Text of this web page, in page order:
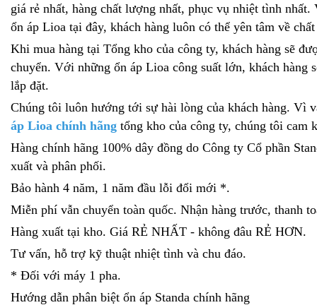
giá rẻ nhất, hàng chất lượng nhất, phục vụ nhiệt tình
ổn áp Lioa tại đây, khách hàng luôn có thể yên tâm về
Khi mua hàng tại Tổng kho của công ty, khách hàng sẽ
chuyển. Với những ổn áp Lioa công suất lớn, khách hàng
lắp đặt.
Chúng tôi luôn hướng tới sự hài lòng của khách hàng. Vì
áp Lioa chính hãng tổng kho của công ty, chúng tôi cam
Hàng chính hãng 100% dây đồng do Công ty Cổ phần
xuất và phân phối.
Bảo hành 4 năm, 1 năm đầu lỗi đổi mới *.
Miễn phí vẫn chuyển toàn quốc. Nhận hàng trước, thanh
Hàng xuất tại kho. Giá RẺ NHẤT - không đâu RẺ HƠN.
Tư vấn, hỗ trợ kỹ thuật nhiệt tình và chu đáo.
* Đối với máy 1 pha.
Hướng dẫn phân biệt ổn áp Standa chính hãng